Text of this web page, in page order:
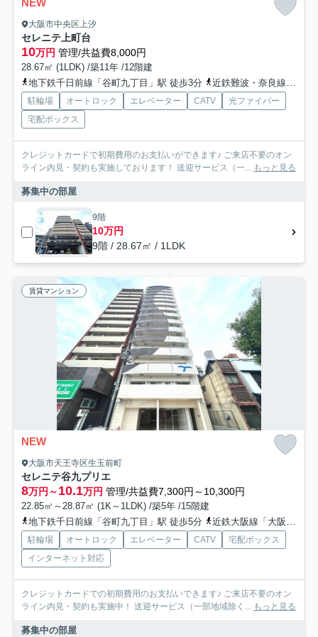
NEW
大阪市中央区上汐
セレニテ上町台
10万円 管理/共益費8,000円
28.67㎡ (1LDK) /築11年 /12階建
地下鉄千日前線「谷町九丁目」駅 徒歩3分
近鉄難波・奈良線「大阪上本町」駅 徒歩9分
駐輪場 オートロック エレベーター CATV
光ファイバー
宅配ボックス
クレジットカードで初期費用のお支払いができます♪ ご来店不要のオン
ライン内見・契約も実施しております！ 送迎サービス（一... もっと見る
募集中の部屋
9階
10万円
9階 / 28.67㎡ / 1LDK
賃貸マンション
NEW
大阪市天王寺区生玉前町
セレニテ谷九プリエ
8万円～10.1万円 管理/共益費7,300円～10,300円
22.85㎡～28.87㎡ (1K～1LDK) /築5年 /15階建
地下鉄千日前線「谷町九丁目」駅 徒歩5分
近鉄大阪線「大阪上本町」駅 徒歩8分
駐輪場 オートロック エレベーター CATV
宅配ボックス
インターネット対応
クレジットカードでの初期費用のお支払いできます♪ ご来店不要のオン
ライン内見・契約も実施中！ 送迎サービス（一部地域除く...
もっと見る
募集中の部屋